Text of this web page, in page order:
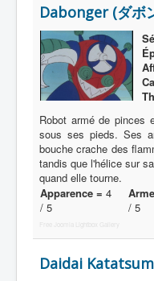
Toku-Actrices
Toku-Critiques
Séries
Films
COSAA
Dessins
Artiste Asperger
Lexique
Série
Acteur
Dabonger (ダボ
Robot armé de pinces
sous ses pieds. Ses
bouche crache des
tandis que l'hélice sur
quand elle tourne.
Apparence = 4
/ 5
/ 5
Daidai